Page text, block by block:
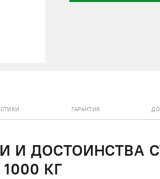
ГАРАНТИЯ
И ДОСТОИНСТВА
КГ